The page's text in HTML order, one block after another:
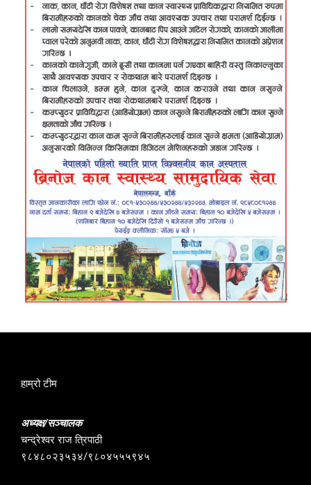
हाम्रो टीम
अध्यक्ष/सञ्चालक
चन्द्रेश्वर राज त्रिपाठी
९८४८०२३५३४/९८०४५५५९४५